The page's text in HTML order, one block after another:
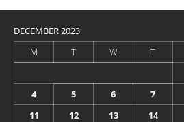
DECEMBER 2023
M
T W T
4
5 6 7
11
12 13 14